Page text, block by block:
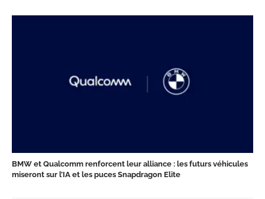
BMW et Qualcomm renforcent leur alliance : les futurs véhicules
miseront sur l’IA et les puces Snapdragon Elite